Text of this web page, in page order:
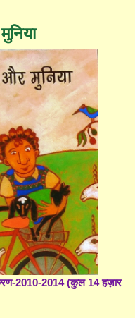
2010-2014 (कुल 14 हज़ार